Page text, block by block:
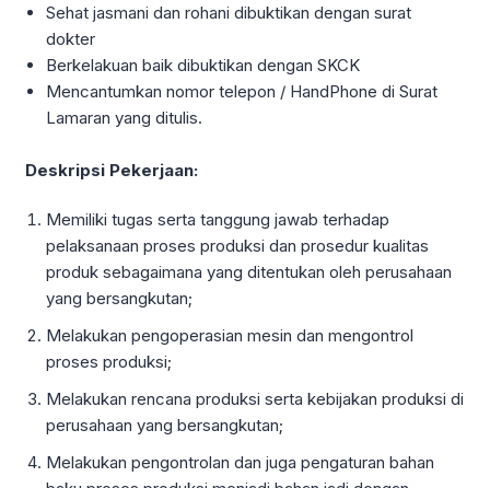
Sehat jasmani dan rohani dibuktikan dengan surat
dokter
Berkelakuan baik dibuktikan dengan SKCK
Mencantumkan nomor telepon / HandPhone di Surat
Lamaran yang ditulis.
Deskripsi Pekerjaan:
Memiliki tugas serta tanggung jawab terhadap
pelaksanaan proses produksi dan prosedur kualitas
produk sebagaimana yang ditentukan oleh perusahaan
yang bersangkutan;
Melakukan pengoperasian mesin dan mengontrol
proses produksi;
Melakukan rencana produksi serta kebijakan produksi di
perusahaan yang bersangkutan;
Melakukan pengontrolan dan juga pengaturan bahan